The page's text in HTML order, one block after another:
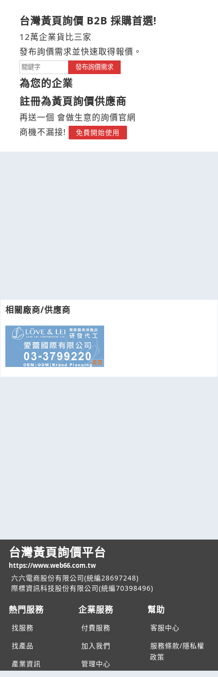
台灣黃頁詢價 B2B 採購首選!
12萬企業貨比三家
發布詢價需求並快速取得報價。
發布詢價需求
為您的企業
註冊為黃頁詢價供應商
再送一個 會做生意的詢價官網
商機不漏接!
免費開始使用
相關廠商/供應商
台灣黃頁詢價平台
https://www.web66.com.tw
六六電商股份有限公司(統編28697248)
際標資訊科技股份有限公司(統編70398496)
熱門服務
找服務
找產品
產業資訊
企業服務
付費服務
加入我們
管理中心
幫助
客服中心
服務條款/隱私權
政策